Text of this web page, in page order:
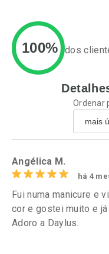
Ativar Desconto
Comprar sem
Por R$ 37,25/cada
Comprar sem
100% dos
Ordenar
Angélica M.
há 4
Fui numa manicure e
cor e gostei muito e
Adoro a Daylus.